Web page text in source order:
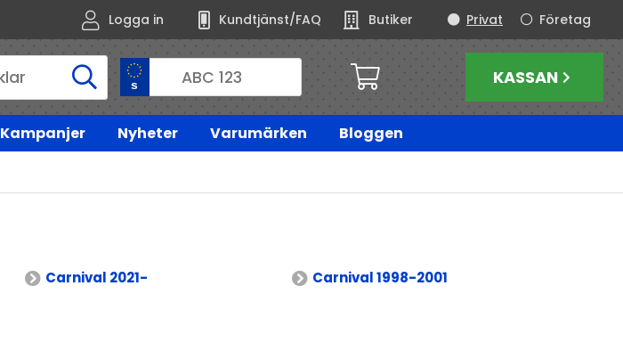
Logga in Kundtjänst/FAQ Butiker Företag
Privat
KASSAN
Kampanjer Nyheter Varumärken
Bloggen
Carnival 2021-
Carnival 1998-2001